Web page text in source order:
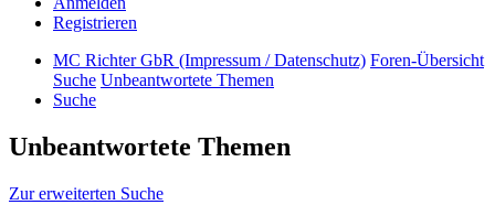
Registrieren
MC Richter GbR (Impressum / Datenschutz) Foren-Übersicht
Suche Unbeantwortete Themen
Suche
Unbeantwortete Themen
Zur erweiterten Suche